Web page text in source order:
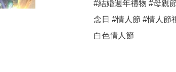
#結婚週年禮物 #母親
念日 #情人節 #情人節
白色情人節